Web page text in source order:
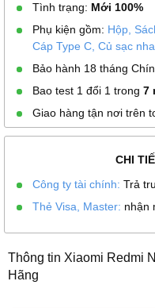
Tình trạng: Mới 100%
Phụ kiện gồm: Hộp,
Cáp Type C, Củ sạc
Bảo hành 18 tháng
Bao test 1 đổi 1 trong 7
Giao hàng tận nơi trên
CHI
Công ty tài chính: Trả
Thẻ Visa, Master: nhận
Thông tin Xiaomi Redmi
Hãng